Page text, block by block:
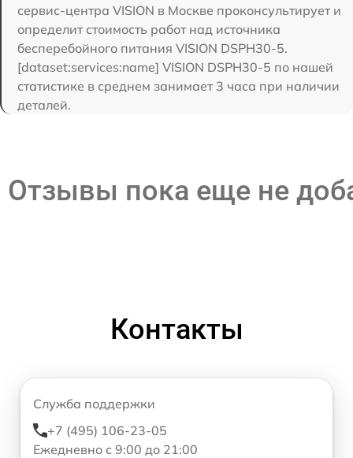
сервис-центра VISION в Москве проконсультирует и
определит стоимость работ над источника
бесперебойного питания VISION DSPH30-5.
[dataset:services:name] VISION DSPH30-5 по нашей
статистике в среднем занимает 3 часа при наличии
деталей.
Отзывы пока еще не
Контакты
Служба поддержки
+7 (495) 106-23-05
Ежедневно с 9:00 до 21:00